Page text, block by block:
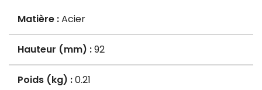
Matière :Acier
Hauteur (mm) :92
Poids (kg) :0.21